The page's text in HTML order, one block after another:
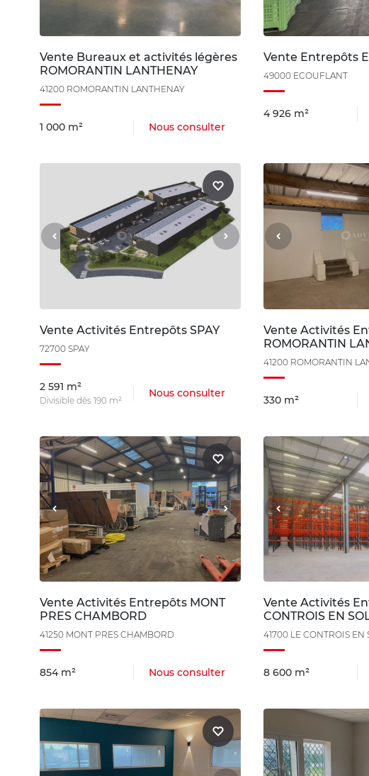
Vente Bureaux et activités légères
ROMORANTIN LANTHENAY
41200 ROMORANTIN LANTHENAY
1 000 m² Nous consulter
Vente Entrepôts
49000 ECOUFLANT
4 926 m²
Vente Activités Entrepôts SPAY
72700 SPAY
2 591 m²
Divisible dès 190 m²
Nous consulter
Vente Activités
ROMORANTIN
41200 ROMORANTIN
330 m²
Vente Activités Entrepôts MONT
PRES CHAMBORD
41250 MONT PRES CHAMBORD
854 m² Nous consulter
Vente Activités
CONTROIS EN
41700 LE CONTROIS EN
8 600 m²